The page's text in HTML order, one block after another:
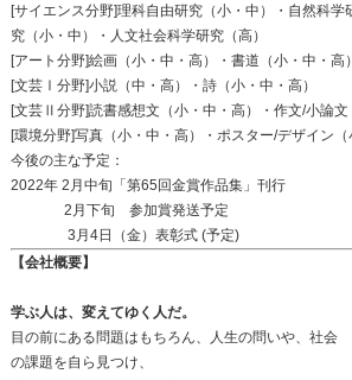
[サイエンス分野]理科自由研究（小・中）・自然科学
究（小・中）・人文社会科学研究（高）
[アート分野]絵画（小・中・高）・書道（小・中・高）
[文芸Ⅰ分野]小説（中・高）・詩（小・中・高）
[文芸Ⅱ分野]読書感想文（小・中・高）・作文/小論文
[環境分野]写真（小・中・高）・ポスター/デザイン（
今後の主な予定：
2022年 2月中旬「第65回金賞作品集」刊行
2月下旬 参加賞発送予定
3月4日（金）表彰式 (予定)
【会社概要】
学ぶ人は、変えてゆく人だ。
目の前にある問題はもちろん、人生の問いや、社会
の課題を自ら見つけ、